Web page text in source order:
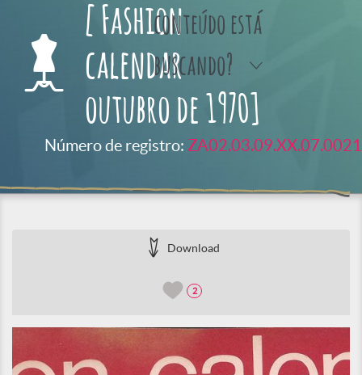
conteúdo está
buscando?
[ Fashion
calendar
outubro de 1970]
Número de registro: ZA02.03.09.XX.07.0021
Download
2